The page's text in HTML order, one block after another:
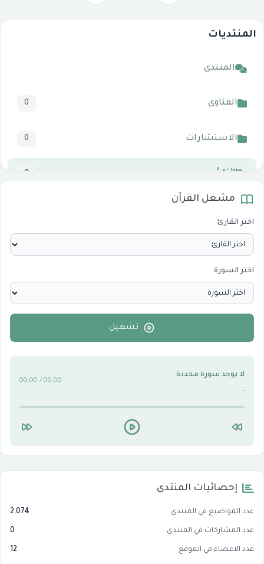
المنتديات
المنتدى
الفتاوى 0
الاستشارات 0
الأناشيد 0
الدروس والخطب
الأقسام التقنية للكمبيوتر والنترنت 0
مشغل القرآن
اختر القارئ
اختر السورة
تشغيل
لا يوجد سورة محددة
00:00 / 00:00
إحصائيات المنتدى
عدد المواضيع في المنتدى 2,074
عدد المشاركات في المنتدى 0
عدد الاعضاء في الموقع 12